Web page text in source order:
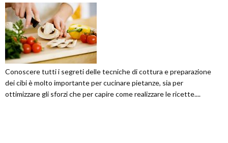
Conoscere tutti i segreti delle tecniche di cottura e preparazione
dei cibi è molto importante per cucinare pietanze, sia per
ottimizzare gli sforzi che per capire come realizzare le ricette....